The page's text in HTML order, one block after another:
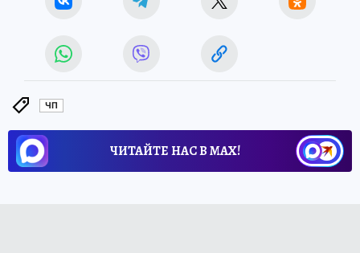
ЧП
ЧИТАЙТЕ НАС В МАХ!